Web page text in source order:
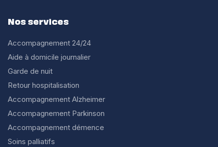
Nos services
Accompagnement 24/24
Aide à domicile journalier
Garde de nuit
Retour hospitalisation
Accompagnement Alzheimer
Accompagnement Parkinson
Accompagnement démence
Soins palliatifs